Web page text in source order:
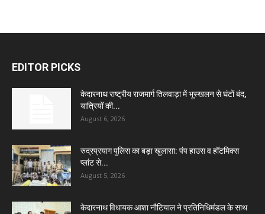
EDITOR PICKS
केदारनाथ राष्ट्रीय राजमार्ग तिलवाड़ा में भूस्खलन से घंटों बंद,
यात्रियों की...
August 6, 2026
रुद्रप्रयाग पुलिस का बड़ा खुलासा: पंप हाउस व हॉटमिक्स
प्लांट से...
August 5, 2026
केदारनाथ विधायक आशा नौटियाल ने प्रतिनिधिमंडल के साथ